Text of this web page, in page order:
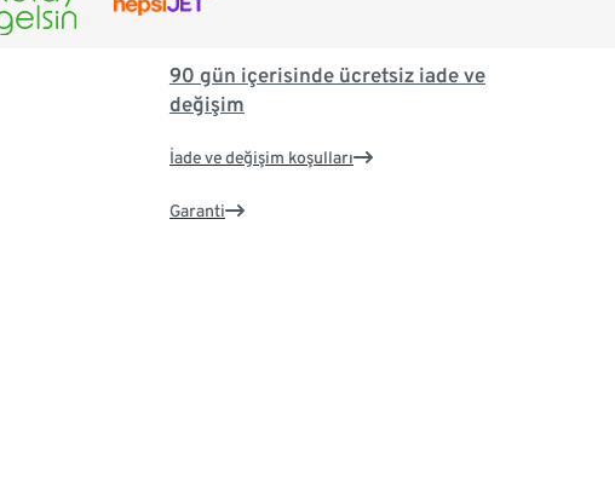
90 gün içerisinde ücretsiz iade ve
değişim
İade ve değişim koşulları
Garanti